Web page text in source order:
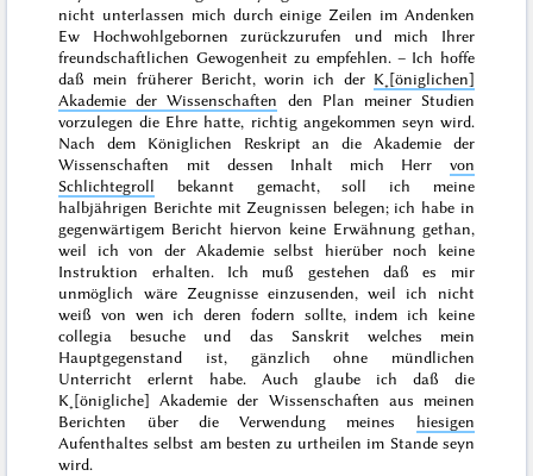
nicht unterlassen mich durch einige Zeilen im Andenken
Ew Hochwohlgebornen zurückzurufen und mich Ihrer
freundschaftlichen Gewogenheit zu empfehlen. – Ich hoffe
daß mein früherer Bericht, worin ich der K˖[öniglichen]
Akademie der Wissenschaften den Plan meiner Studien
vorzulegen die Ehre hatte, richtig angekommen seyn wird.
Nach dem Königlichen Reskript an die Akademie der
Wissenschaften mit dessen Inhalt mich Herr von
Schlichtegroll bekannt gemacht, soll ich meine
halbjährigen Berichte mit Zeugnissen belegen; ich habe in
gegenwärtigem Bericht hiervon keine Erwähnung gethan,
weil ich von der Akademie selbst hierüber noch keine
Instruktion erhalten. Ich muß gestehen daß es mir
unmöglich wäre Zeugnisse einzusenden, weil ich nicht
weiß von wen ich deren fodern sollte, indem ich keine
collegia besuche und das Sanskrit welches mein
Hauptgegenstand ist, gänzlich ohne mündlichen
Unterricht erlernt habe. Auch glaube ich daß die
K˖[önigliche] Akademie der Wissenschaften aus meinen
Berichten über die Verwendung meines hiesigen
Aufenthaltes selbst am besten zu urtheilen im Stande seyn
wird.